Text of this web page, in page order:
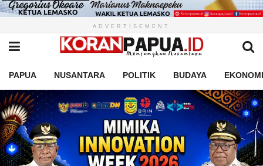
ADVERTISEMENT
PAPUA NUSANTARA POLITIK BUDAYA EKONOMI